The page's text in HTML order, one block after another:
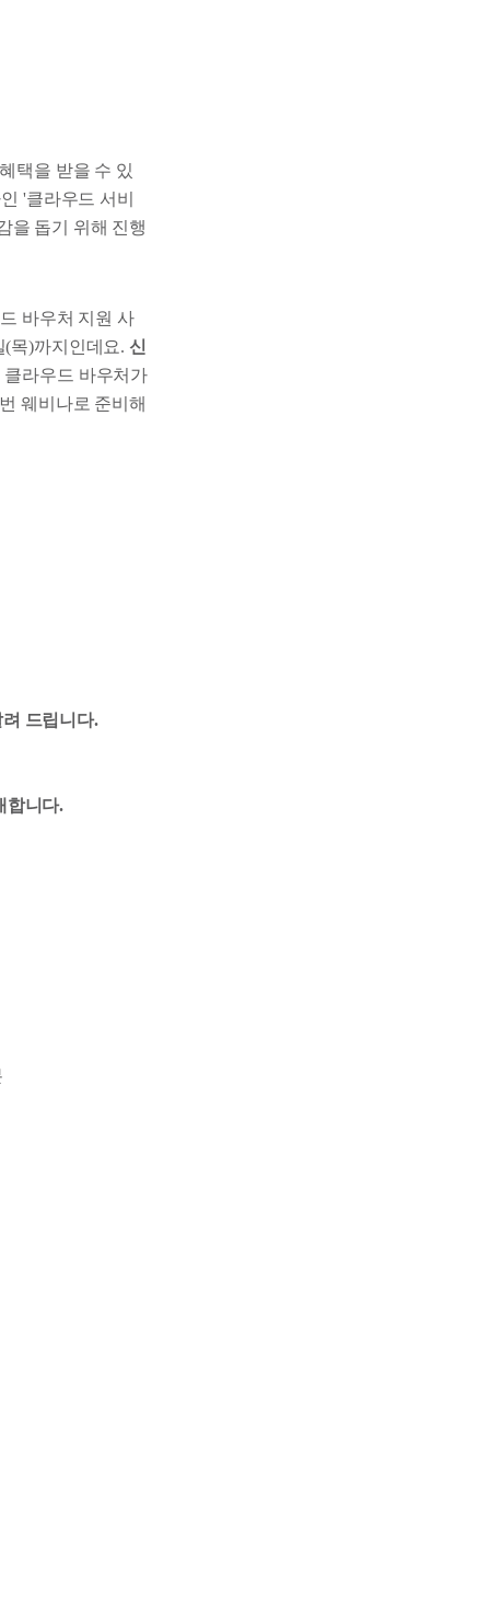
택을 받을 수 있
'클라우드 서비
을 돕기 위해 진행
바우처 지원 사
목)까지인데요. 신
라우드 바우처가
웨비나로 준비해
드립니다.
합니다.